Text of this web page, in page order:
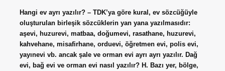
Hangi ev ayrı yazılır? – TDK’ya göre kural, ev sözcüğüyle
oluşturulan birleşik sözcüklerin yan yana yazılmasıdır:
aşevi, huzurevi, matbaa, doğumevi, rasathane, huzurevi,
kahvehane, misafirhane, orduevi, öğretmen evi, polis evi,
yayınevi vb. ancak şale ve orman evi ayrı ayrı yazılır. Dağ
evi, bağ evi ve orman evi nasıl yazılır? H. Bazı yer, bölge,